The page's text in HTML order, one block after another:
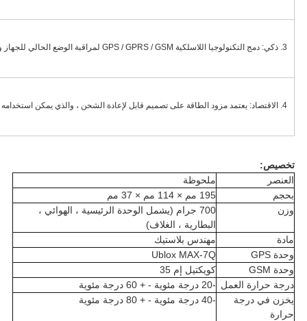
3. ذكي: دمج التكنولوجيا اللاسلكية GPS / GPRS / GSM لمراقبة الوضع الحالي للجهاز والإبلاغ عنه.
4. الاقتصاد: يعتمد مزود الطاقة على تصميم قابل لإعادة الشحن ، والذي يمكن استخدامه مرارًا وتكرارًا وأكثر صداقة للبيئة.
تخصيص:
العنصر
ملحوظة
بحجم
195 مم × 114 مم × 37 مم
وزن
700 جرام (يشمل الوحدة الرئيسية ، الهوائي ،
البطارية ، الغلاف)
مادة
مهندس بلاستيك
وحدة GPS
Ublox MAX-7Q
وحدة GSM
كويكتيل إم 35
درجة حرارة العمل -20 درجة مئوية - + 60 درجة مئوية
يخزن في درجة
حرارة
-40 درجة مئوية - + 80 درجة مئوية